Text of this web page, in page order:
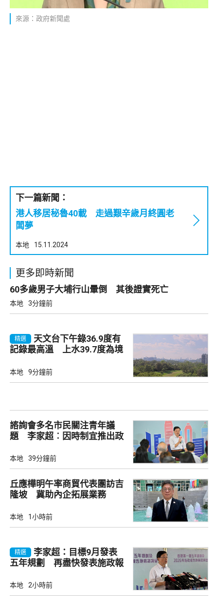
來源：政府新聞處
下一篇新聞：
港人移居秘魯40載 走過艱辛歲月終圓老
闆夢
本地 15.11.2024
更多即時新聞
60多歲男子大埔行山暈倒 其後證實死亡
本地 3分鐘前
精選
天文台下午錄36.9度有
記錄最高溫 上水39.7度為境
本地 9分鐘前
諮詢會多名市民關注青年議
題 李家超︰因時制宜推出政
本地 39分鐘前
丘應樺明午率商貿代表團訪吉
隆坡 冀助內企拓展業務
本地 1小時前
精選
李家超：目標9月發表
五年規劃 再盡快發表施政報
本地 2小時前